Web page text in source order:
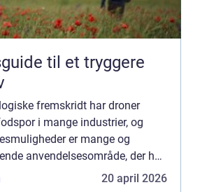
til et tryggere
fremskridt har droner
i mange industrier, og
er mange og
anvendelsesområde, der har
er drone inspektion.20 april 2026